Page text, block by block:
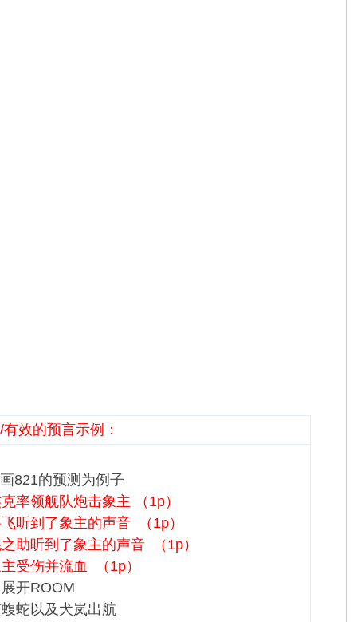
效的预言示例：
821的预测为例子
率领舰队炮击象主 （1p）
听到了象主的声音 （1p）
助听到了象主的声音 （1p）
受伤并流血 （1p）
开ROOM
蛇以及犬岚出航